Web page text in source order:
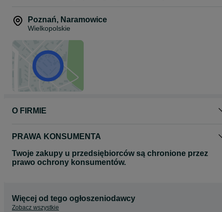
Telefon: 72*******19
Adres: Obornicka 337, Poznań
Poznań, Naramowice
Wielkopolskie
O FIRMIE
PRAWA KONSUMENTA
Twoje zakupy u przedsiębiorców są chronione przez
prawo ochrony konsumentów.
Więcej od tego ogłoszeniodawcy
Zobacz wszystkie